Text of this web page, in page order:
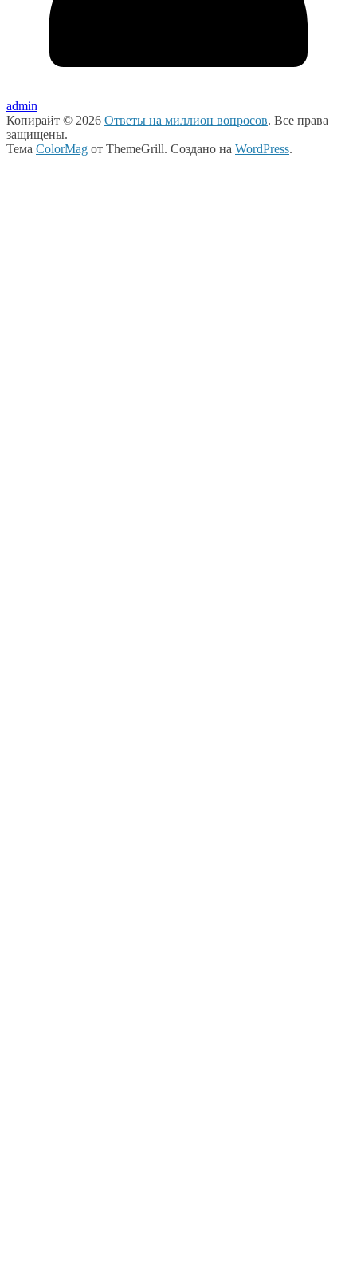
admin
Копирайт © 2026 Ответы на миллион вопросов. Все права
защищены.
Тема ColorMag от ThemeGrill. Создано на WordPress.